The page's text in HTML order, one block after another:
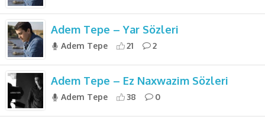
Adem Tepe – Yar Sözleri
Adem Tepe 21 2
Adem Tepe – Ez Naxwazim Sözleri
Adem Tepe 38 0